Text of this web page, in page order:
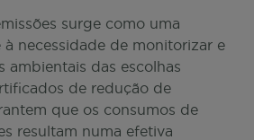
surge como uma
à necessidade de monitorizar e
ambientais das escolhas
de redução de
que os consumos de
resultam numa efetiva